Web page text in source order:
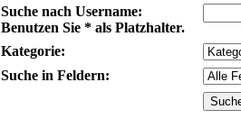
Suche nach Username:
Benutzen Sie * als Platzhalter.
Kategorie:
Suche in Feldern: